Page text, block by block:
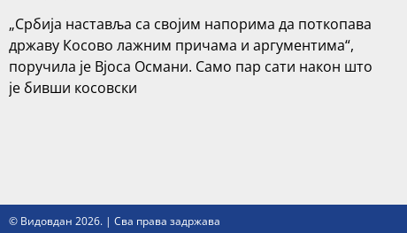
„Србија наставља са својим напорима да поткопава
државу Косово лажним причама и аргументима“,
поручила је Вјоса Османи. Само пар сати након што
је бивши косовски
© Видовдан 2026. | Сва права задржава